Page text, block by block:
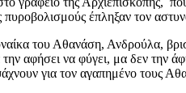
πυροβολισμούς έπληξαν τον
του Αθανάση, Ανδρούλα,
αφήσει να φύγει, μα δεν την
για τον αγαπημένο τους